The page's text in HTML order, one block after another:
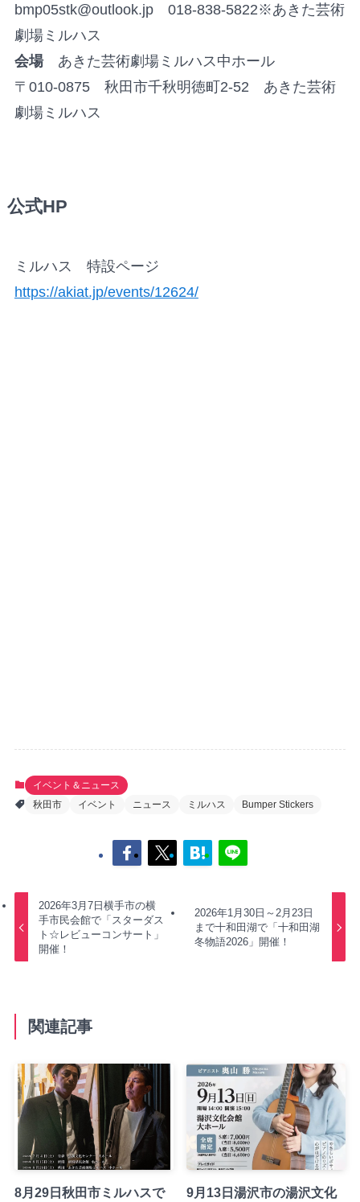
bmp05stk@outlook.jp 018-838-5822※あきた芸術
劇場ミルハス
会場あきた芸術劇場ミルハス中ホール
〒010-0875 秋田市千秋明徳町2-52 あきた芸術
劇場ミルハス
公式HP
ミルハス 特設ページ
https://akiat.jp/events/12624/
イベント＆ニュース
秋田市
イベント ニュース ミルハス Bumper Stickers
2026年3月7日横手市の横
手市民会館で「スターダス
ト☆レビューコンサート」
開催！
2026年1月30日～2月23日
まで十和田湖で「十和田湖
冬物語2026」開催！
関連記事
8月29日秋田市ミルハスで 9月13日湯沢市の湯沢文化